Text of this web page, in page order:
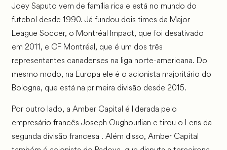
Joey Saputo vem de família rica e está no mundo do
futebol desde 1990. Já fundou dois times da Major
League Soccer, o Montréal Impact, que foi desativado
em 2011, e CF Montréal, que é um dos três
representantes canadenses na liga norte-americana. Do
mesmo modo, na Europa ele é o acionista majoritário do
Bologna, que está na primeira divisão desde 2015.
Por outro lado, a Amber Capital é liderada pelo
empresário francês Joseph Oughourlian e tirou o Lens da
segunda divisão francesa . Além disso, Amber Capital